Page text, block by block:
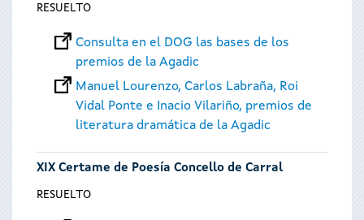
RESUELTO
Consulta en el DOG las bases de los
premios de la Agadic
Manuel Lourenzo, Carlos Labraña, Roi
Vidal Ponte e Inacio Vilariño, premios de
literatura dramática de la Agadic
XIX Certame de Poesía Concello de Carral
RESUELTO